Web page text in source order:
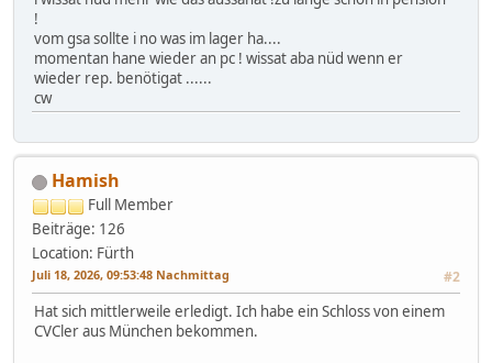
!
vom gsa sollte i no was im lager ha....
momentan hane wieder an pc ! wissat aba nüd wenn er
wieder rep. benötigat ......
cw
Hamish
Full Member
Beiträge: 126
Location: Fürth
Juli 18, 2026, 09:53:48 Nachmittag #2
Hat sich mittlerweile erledigt. Ich habe ein Schloss von einem
CVCler aus München bekommen.